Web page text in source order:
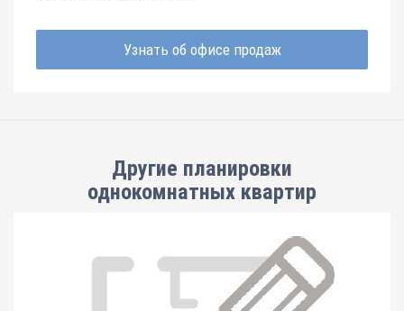
Узнать об офисе продаж
Другие планировки
однокомнатных квартир